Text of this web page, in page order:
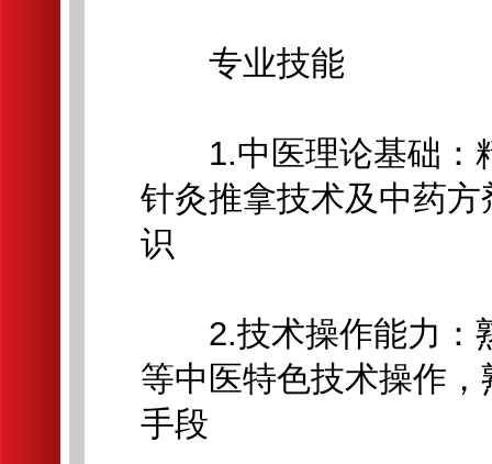
专业技能
1.中医理论基础：
针灸推拿技术及中药
识
2.技术操作能力：
等中医特色技术操作
手段